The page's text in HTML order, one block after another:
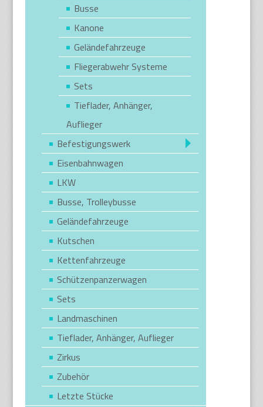
Busse
Kanone
Geländefahrzeuge
Fliegerabwehr Systeme
Sets
Tieflader, Anhänger,
Auflieger
Befestigungswerk
Eisenbahnwagen
LKW
Busse, Trolleybusse
Geländefahrzeuge
Kutschen
Kettenfahrzeuge
Schützenpanzerwagen
Sets
Landmaschinen
Tieflader, Anhänger, Auflieger
Zirkus
Zubehör
Letzte Stücke